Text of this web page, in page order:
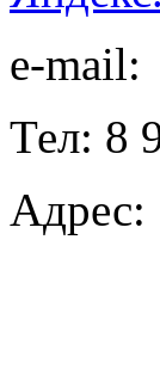
e-mail:
Тел: 8
Адрес: